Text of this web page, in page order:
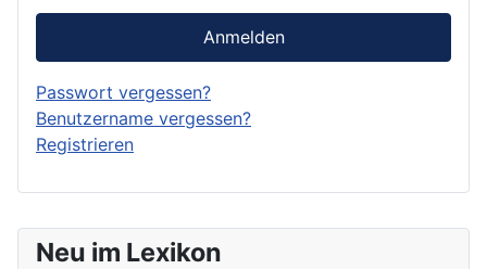
Neu im Lexikon
Anmelden
Passwort vergessen?
Benutzername vergessen?
Registrieren